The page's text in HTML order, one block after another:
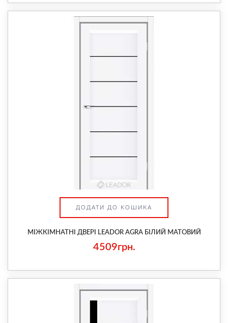
ДОДАТИ ДО КОШИКА
МІЖКІМНАТНІ ДВЕРІ LEADOR AGRA БІЛИЙ МАТОВИЙ
4509грн.